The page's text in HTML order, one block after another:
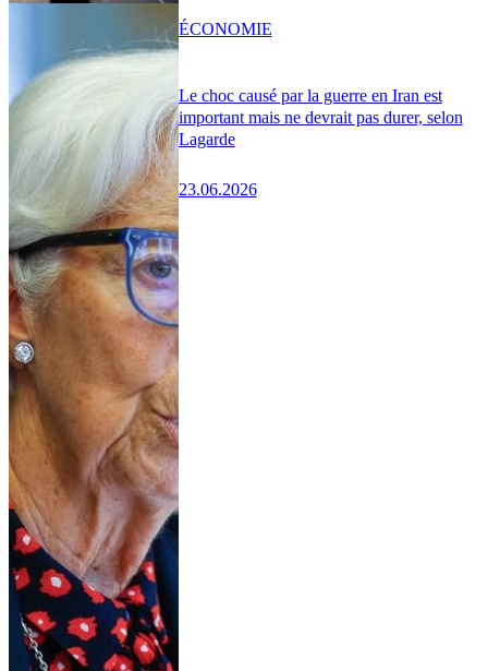
Le choc causé par la guerre en Iran est
important mais ne devrait pas durer, selon
Lagarde
23.06.2026
ÉCONOMIE